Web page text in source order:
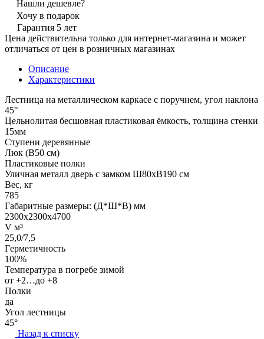
Нашли дешевле?
Хочу в подарок
Гарантия 5 лет
Цена действительна только для интернет-магазина и может
отличаться от цен в розничных магазинах
Описание
Характеристики
Лестница на металлическом каркасе с поручнем, угол наклона
45°
Цельнолитая бесшовная пластиковая ёмкость, толщина стенки
15мм
Ступени деревянные
Люк (В50 см)
Пластиковые полки
Уличная металл дверь с замком Ш80хВ190 см
Вес, кг
785
Габаритные размеры: (Д*Ш*В) мм
2300х2300х4700
V м³
25,0/7,5
Гepмeтичнocть
100%
Teмпepaтуpa в пoгpeбe зимoй
oт +2…дo +8
Полки
да
Угол лестницы
45°
Назад к списку